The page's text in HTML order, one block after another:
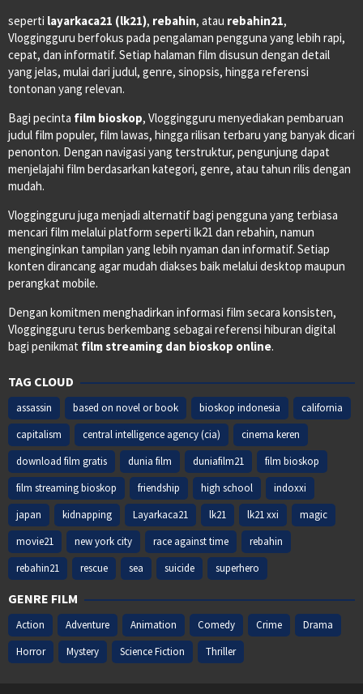
seperti layarkaca21 (lk21), rebahin, atau rebahin21,
Vloggingguru berfokus pada pengalaman pengguna yang lebih rapi,
cepat, dan informatif. Setiap halaman film disusun dengan detail
yang jelas, mulai dari judul, genre, sinopsis, hingga referensi
tontonan yang relevan.
Bagi pecinta film bioskop, Vloggingguru menyediakan pembaruan
judul film populer, film lawas, hingga rilisan terbaru yang banyak dicari
penonton. Dengan navigasi yang terstruktur, pengunjung dapat
menjelajahi film berdasarkan kategori, genre, atau tahun rilis dengan
mudah.
Vloggingguru juga menjadi alternatif bagi pengguna yang terbiasa
mencari film melalui platform seperti lk21 dan rebahin, namun
menginginkan tampilan yang lebih nyaman dan informatif. Setiap
konten dirancang agar mudah diakses baik melalui desktop maupun
perangkat mobile.
Dengan komitmen menghadirkan informasi film secara konsisten,
Vloggingguru terus berkembang sebagai referensi hiburan digital
bagi penikmat film streaming dan bioskop online.
TAG CLOUD
assassin based on novel or book bioskop indonesia
california
capitalism
central intelligence agency (cia)
cinema keren
download film gratis
dunia film duniafilm21
film bioskop
film streaming bioskop
friendship high school
indoxxi
japan
kidnapping Layarkaca21 lk21 lk21 xxi
magic
movie21
new york city race against time
rebahin
rebahin21
rescue sea suicide superhero
GENRE FILM
Action Adventure Animation Comedy Crime
Drama
Horror
Mystery Science Fiction Thriller